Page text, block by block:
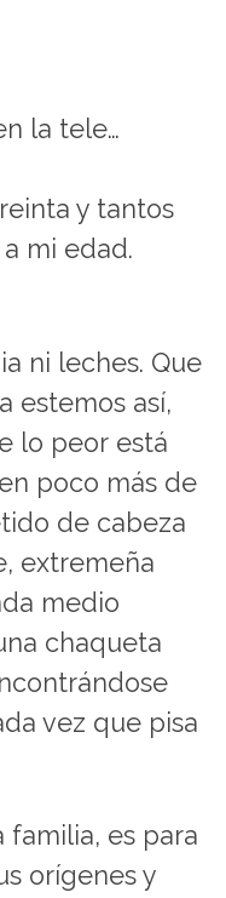
la tele…
y tantos
mi edad.
ni leches. Que
estemos así,
lo peor está
poco más de
de cabeza
extremeña
medio
chaqueta
vez que pisa
familia, es para
orígenes y